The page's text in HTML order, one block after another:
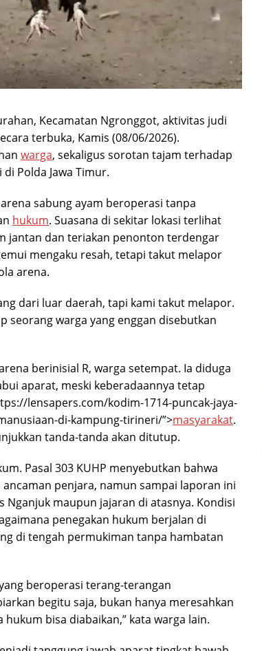
Kecamatan Ngronggot, aktivitas judi
terbuka, Kamis (08/06/2026).
warga, sekaligus sorotan tajam terhadap
Polda Jawa Timur.
sabung ayam beroperasi tanpa
hukum. Suasana di sekitar lokasi terlihat
jantan dan teriakan penonton terdengar
mengaku resah, tetapi takut melapor
arena.
dari luar daerah, tapi kami takut melapor.
seorang warga yang enggan disebutkan
berinisial R, warga setempat. Ia diduga
aparat, meski keberadaannya tetap
lensapers.com/kodim-1714-puncak-jaya-
di-kampung-tirineri/”>masyarakat.
tanda-tanda akan ditutup.
Pasal 303 KUHP menyebutkan bahwa
penjara, namun sampai laporan ini
maupun jajaran di atasnya. Kondisi
penegakan hukum berjalan di
di tengah permukiman tanpa hambatan
beroperasi terang-terangan
begitu saja, bukan hanya meresahkan
bisa diabaikan,” kata warga lain.